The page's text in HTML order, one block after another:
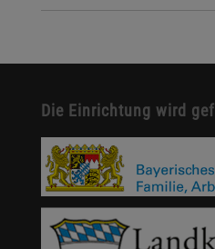
Die Einrichtung wird